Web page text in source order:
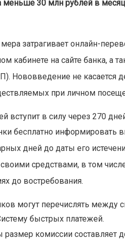
меньше 30 млн рублей в
затрагивает онлайн-
кабинете на сайте банка, а
Нововведение не
при личном
вступит в силу через 270
бесплатно информировать
дней до даты его
средствами, в том
до востребования.
могут перечислять между
быстрых платежей.
комиссии составляет